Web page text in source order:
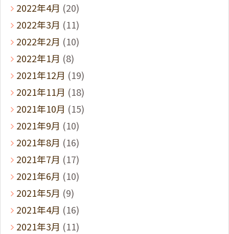
2022年4月 (20)
2022年3月 (11)
2022年2月 (10)
2022年1月 (8)
2021年12月 (19)
2021年11月 (18)
2021年10月 (15)
2021年9月 (10)
2021年8月 (16)
2021年7月 (17)
2021年6月 (10)
2021年5月 (9)
2021年4月 (16)
2021年3月 (11)